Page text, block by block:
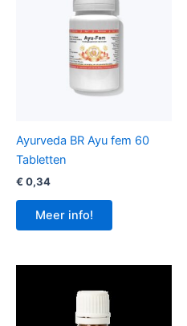
Ayurveda BR Ayu fem 60
Tabletten
€ 0,34
Meer info!